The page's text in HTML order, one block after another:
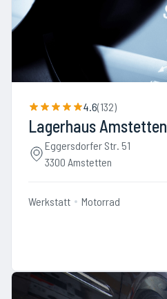
4.6(132)
Lagerhaus Amstetten
Eggersdorfer Str. 51
3300 Amstetten
Werkstatt Motorrad